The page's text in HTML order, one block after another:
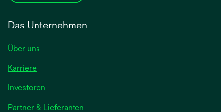
Das Unternehmen
Über uns
Karriere
Investoren
Partner & Lieferanten